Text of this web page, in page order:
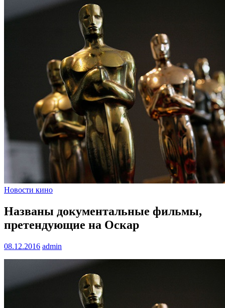
Новости кино
Названы документальные фильмы,
претендующие на Оскар
08.12.2016 admin